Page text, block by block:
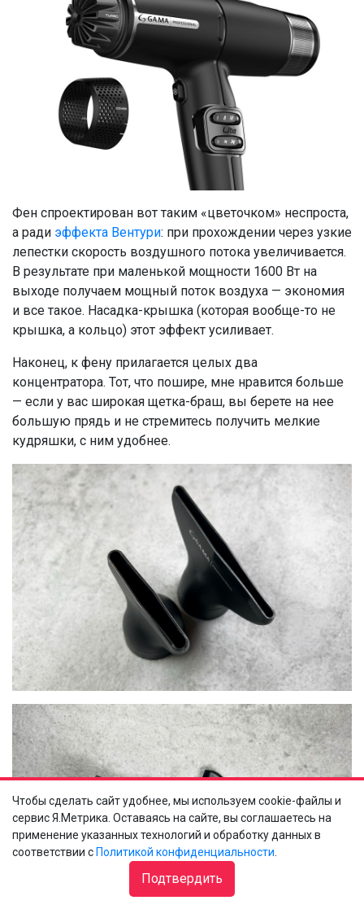
Фен спроектирован вот таким «цветочком» неспроста,
а ради эффекта Вентури: при прохождении через узкие
лепестки скорость воздушного потока увеличивается.
В результате при маленькой мощности 1600 Вт на
выходе получаем мощный поток воздуха — экономия
и все такое. Насадка-крышка (которая вообще-то не
крышка, а кольцо) этот эффект усиливает.
Наконец, к фену прилагается целых два
концентратора. Тот, что пошире, мне нравится больше
— если у вас широкая щетка-браш, вы берете на нее
большую прядь и не стремитесь получить мелкие
кудряшки, с ним удобнее.
Чтобы сделать сайт удобнее, мы используем cookie-файлы и
сервис Я.Метрика. Оставаясь на сайте, вы соглашаетесь на
применение указанных технологий и обработку данных в
соответствии с Политикой конфиденциальности
Подтвердить